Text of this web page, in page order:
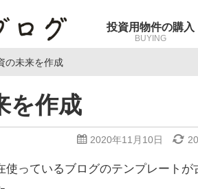
投資用物件の購入
BUYING
の未来を作成
を作成
2020年11月10日
っているブログのテンプレートが